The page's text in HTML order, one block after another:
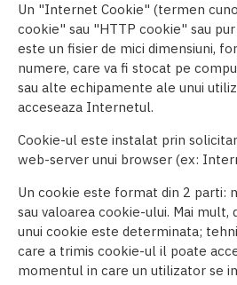
Un "Internet Cookie" (termen
cookie" sau "HTTP cookie" sau
este un fisier de mici dimensiuni,
numere, care va fi stocat pe
sau alte echipamente ale unui
acceseaza Internetul.
Cookie-ul este instalat prin
web-server unui browser (ex:
Un cookie este format din 2 parti:
sau valoarea cookie-ului. Mai mult,
unui cookie este determinata;
care a trimis cookie-ul il poate
momentul in care un utilizator se